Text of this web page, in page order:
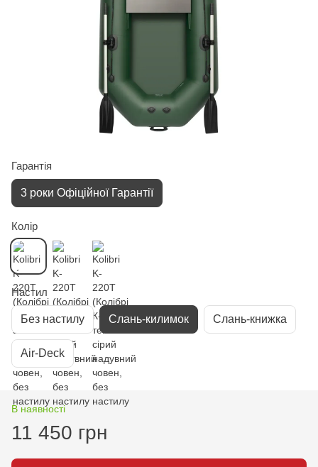
Гарантiя
3 роки Офіційної Гарантії
Колір
Настил
Без настилу Слань-килимок Слань-книжка
Air-Deck
В наявності
11 450 грн